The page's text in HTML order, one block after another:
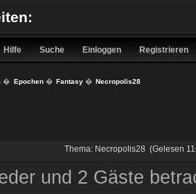
Hilfe Suche Einloggen Registrieren
� Epochen� Fantasy� Necropolis28
Thema: Necropolis28 (Gelesen
und 2 Gäste